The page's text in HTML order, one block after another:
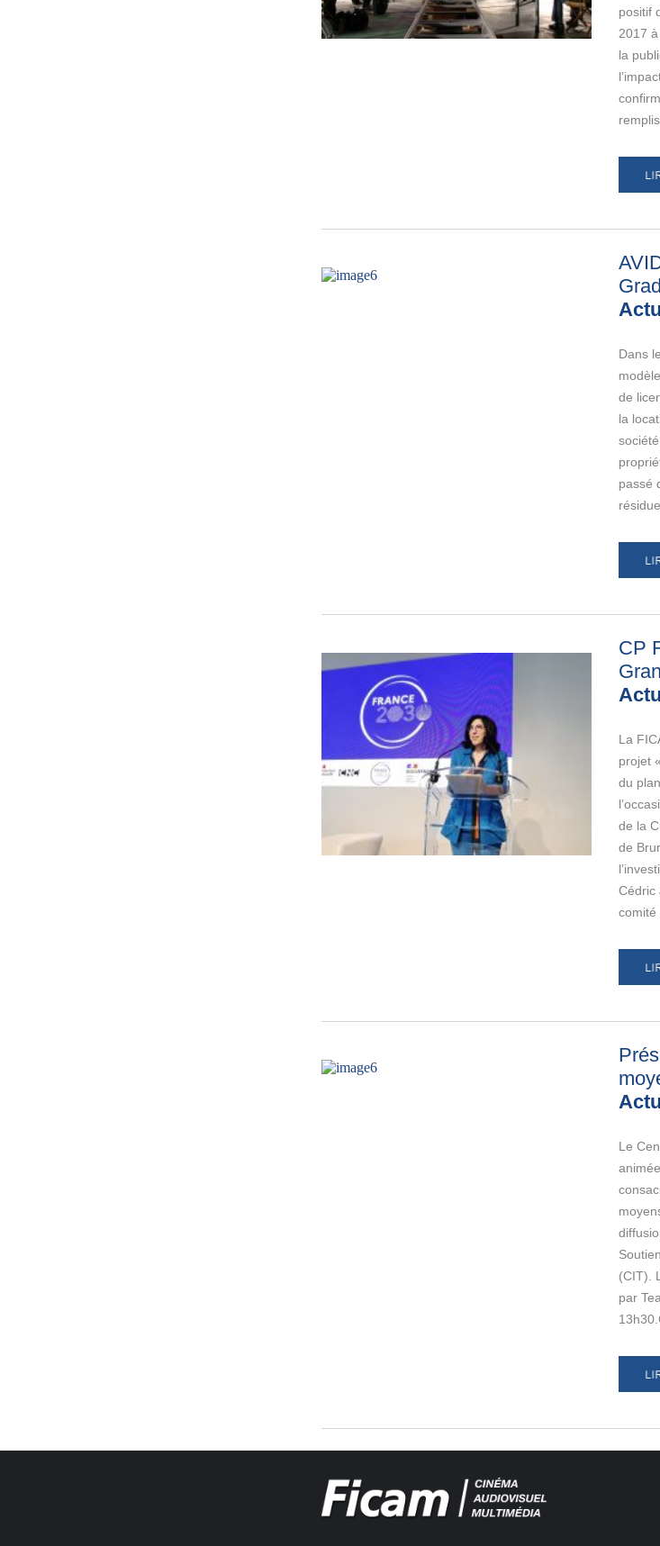
positif
2017
la
Dans
de
la
passé
CP
La
projet
du
de la
de
Cédric
comité
Le
(CIT).
par